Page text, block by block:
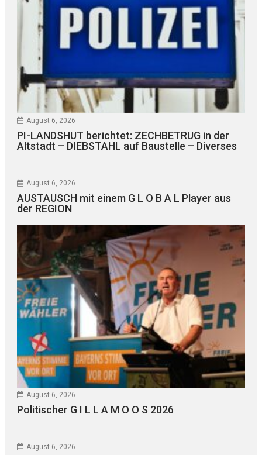
August 6, 2026
PI-LANDSHUT berichtet: ZECHBETRUG in der
Altstadt – DIEBSTAHL auf Baustelle – Diverses
August 6, 2026
AUSTAUSCH mit einem G L O B A L Player aus
der REGION
August 6, 2026
Politischer G I L L A M O O S 2026
August 6, 2026